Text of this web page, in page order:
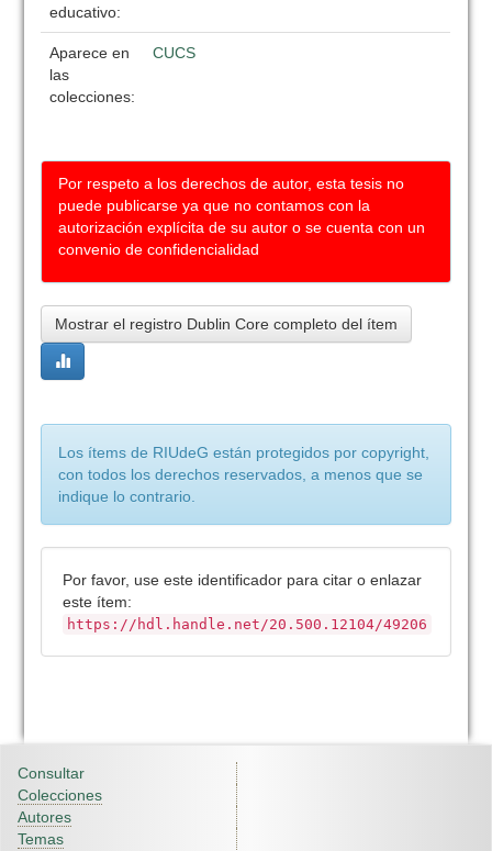
educativo:
Aparece en
las
colecciones:
CUCS
Por respeto a los derechos de autor, esta tesis no
puede publicarse ya que no contamos con la
autorización explícita de su autor o se cuenta con un
convenio de confidencialidad
Mostrar el registro Dublin Core completo del ítem
Los ítems de RIUdeG están protegidos por copyright,
con todos los derechos reservados, a menos que se
indique lo contrario.
Por favor, use este identificador para citar o enlazar
este ítem:
https://hdl.handle.net/20.500.12104/49206
Consultar
Colecciones
Autores
Temas